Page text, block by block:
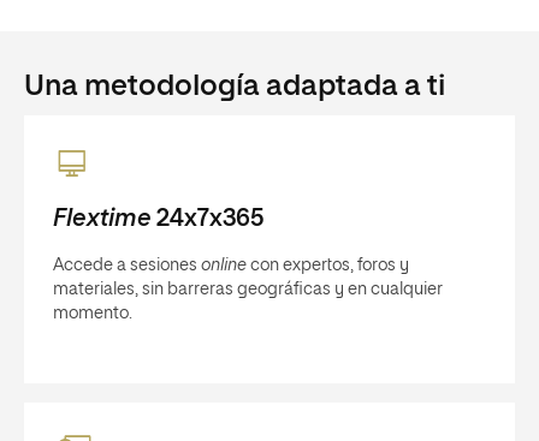
Una metodología adaptada a ti
Flextime 24x7x365
Accede a sesiones online con expertos, foros y
materiales, sin barreras geográficas y en cualquier
momento.